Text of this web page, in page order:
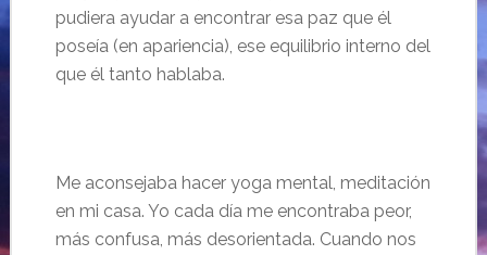
pudiera ayudar a encontrar esa paz que él
poseía (en apariencia), ese equilibrio interno del
que él tanto hablaba.
Me aconsejaba hacer yoga mental, meditación
en mi casa. Yo cada día me encontraba peor,
más confusa, más desorientada. Cuando nos